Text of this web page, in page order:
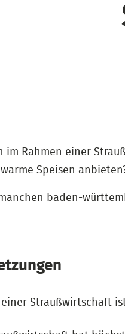
im Rahmen einer
Speisen
baden-
Straußwirtschaft